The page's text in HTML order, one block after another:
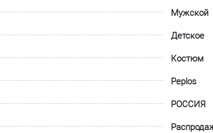
Мужской
Детское
Костюм
Peplos
РОССИЯ